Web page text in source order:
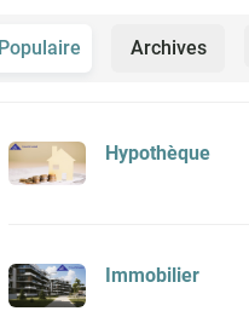
Populaire Archives
Hypothèque
Immobilier